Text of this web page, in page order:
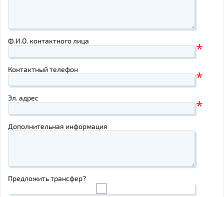
Ф.И.О. контактного лица *
Контактный телефон *
Эл. адрес *
Дополнительная информация
Предложить трансфер?